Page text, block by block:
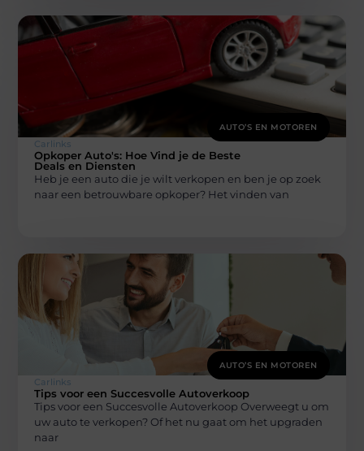
AUTO’S EN MOTOREN
Carlinks
Opkoper Auto's: Hoe Vind je de Beste
Deals en Diensten
Heb je een auto die je wilt verkopen en ben je op zoek
naar een betrouwbare opkoper? Het vinden van
AUTO’S EN MOTOREN
Carlinks
Tips voor een Succesvolle Autoverkoop
Tips voor een Succesvolle Autoverkoop Overweegt u om
uw auto te verkopen? Of het nu gaat om het upgraden
naar